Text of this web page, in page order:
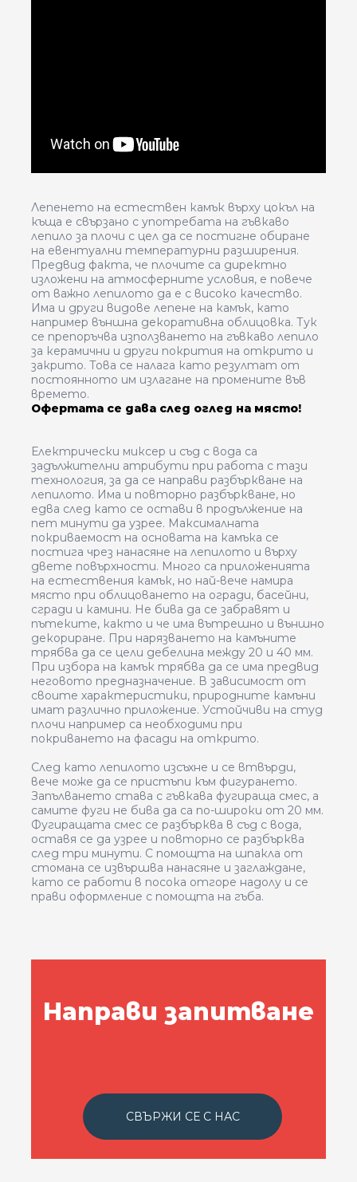
Лепенето на естествен камък върху цокъл на
къща е свързано с употребата на гъвкаво
лепило за плочи с цел да се постигне обиране
на евентуални температурни разширения.
Предвид факта, че плочите са директно
изложени на атмосферните условия, е повече
от важно лепилото да е с високо качество.
Има и други видове лепене на камък, като
например външна декоративна облицовка. Тук
се препоръчва използването на гъвкаво лепило
за керамични и други покрития на открито и
закрито. Това се налага като резултат от
постоянното им излагане на промените във
времето.
Офертата се дава след оглед на място!
Електрически миксер и съд с вода са
задължителни атрибути при работа с тази
технология, за да се направи разбъркване на
лепилото. Има и повторно разбъркване, но
едва след като се остави в продължение на
пет минути да узрее. Максималната
покриваемост на основата на камъка се
постига чрез нанасяне на лепилото и върху
двете повърхности. Много са приложенията
на естествения камък, но най-вече намира
място при облицоването на огради, басейни,
сгради и камини. Не бива да се забравят и
пътеките, както и че има вътрешно и външно
декориране. При нарязването на камъните
трябва да се цели дебелина между 20 и 40 мм.
При избора на камък трябва да се има предвид
неговото предназначение. В зависимост от
своите характеристики, природните камъни
имат различно приложение. Устойчиви на студ
плочи например са необходими при
покриването на фасади на открито.
След като лепилото изсъхне и се втвърди,
вече може да се пристъпи към фигурането.
Запълването става с гъвкава фугираща смес, а
самите фуги не бива да са по-широки от 20 мм.
Фугиращата смес се разбърква в съд с вода,
оставя се да узрее и повторно се разбърква
след три минути. С помощта на шпакла от
стомана се извършва нанасяне и заглаждане,
като се работи в посока отгоре надолу и се
прави оформление с помощта на гъба.
Направи запитване
СВЪРЖИ СЕ С НАС